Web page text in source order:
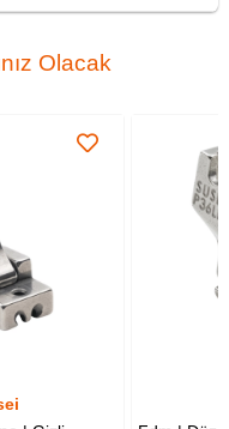
Olacak